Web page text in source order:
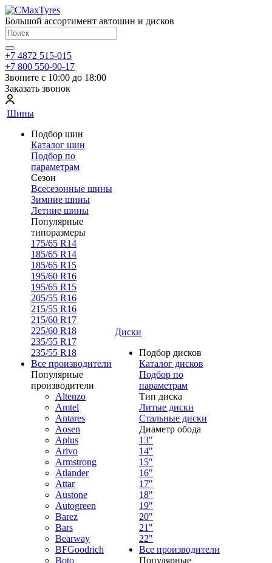
Большой ассортимент автошин и дисков
+7 4872 515-015
+7 800 550-90-17
Звоните с 10:00 до 18:00
Заказать звонок
Шины
Подбор шин
Каталог шин
Подбор по
параметрам
Сезон
Всесезонные шины
Зимние шины
Летние шины
Популярные
типоразмеры
175/65 R14
185/65 R14
185/65 R15
195/60 R16
195/65 R15
205/55 R16
215/55 R16
215/60 R17
225/60 R18
235/55 R17
235/55 R18
Все производители
Популярные
производители
Altenzo
Amtel
Antares
Aosen
Aplus
Arivo
Armstrong
Atlander
Attar
Austone
Autogreen
Barez
Bars
Bearway
BFGoodrich
Boto
Диски
Подбор дисков
Каталог дисков
Подбор по
параметрам
Тип диска
Литые диски
Стальные диски
Диаметр обода
13"
14"
15"
16"
17"
18"
19"
20"
21"
22"
Все производители
Популярные